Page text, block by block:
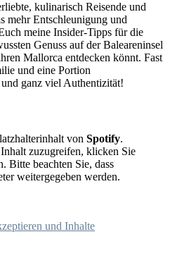
kulinarisch Reisende und
mehr Entschleunigung und
meine Insider-Tipps für die
Genuss auf der Baleareninsel
Mallorca entdecken könnt. Fast
und eine Portion
ganz viel Authentizität!
von Spotify.
zuzugreifen, klicken Sie
Bitte beachten Sie, dass
weitergegeben werden.
und Inhalte